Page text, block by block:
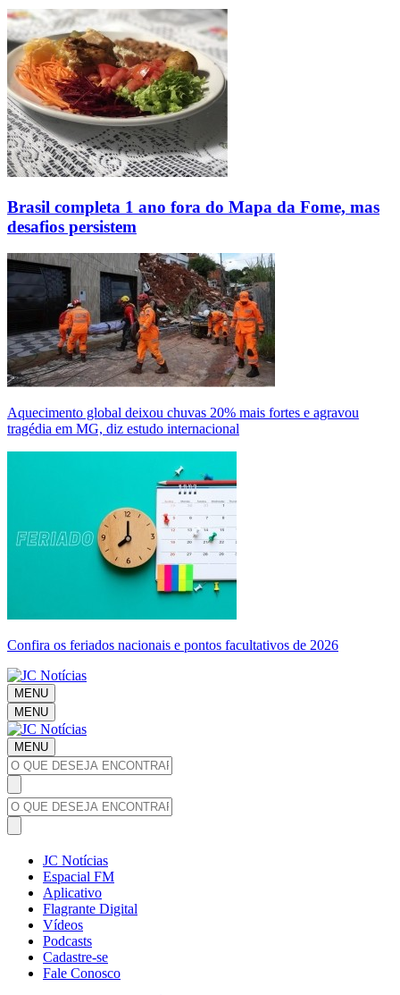
Brasil completa 1 ano fora do Mapa da Fome, mas
desafios persistem
Aquecimento global deixou chuvas 20% mais fortes e agravou
tragédia em MG, diz estudo internacional
Confira os feriados nacionais e pontos facultativos de 2026
MENU
MENU
MENU
JC Notícias
Espacial FM
Aplicativo
Flagrante Digital
Vídeos
Podcasts
Cadastre-se
Fale Conosco